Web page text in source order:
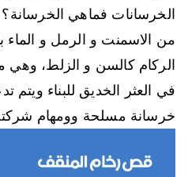
الخرسانات فماهي
من الاسمنت و الرمل و الماء
الركام كالسن و الزلط، وهي
في العثر الخديق للبناء ويتم
خرسانة مسلحة وومهام